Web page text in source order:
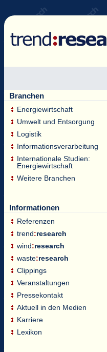
Branchen
Energiewirtschaft
Umwelt und Entsorgung
Logistik
Informationsverarbeitung
Internationale Studien:
Energiewirtschaft
Weitere Branchen
Informationen
Referenzen
trend:research
wind:research
waste:research
Clippings
Veranstaltungen
Pressekontakt
Aktuell in den Medien
Karriere
Lexikon